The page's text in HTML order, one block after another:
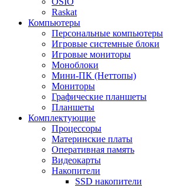
Raskat
Компьютеры
Персональные компьютеры
Игровые системные блоки
Игровые мониторы
Моноблоки
Мини-ПК (Неттопы)
Мониторы
Графические планшеты
Планшеты
Комплектующие
Процессоры
Материнские платы
Оперативная память
Видеокарты
Накопители
SSD накопители